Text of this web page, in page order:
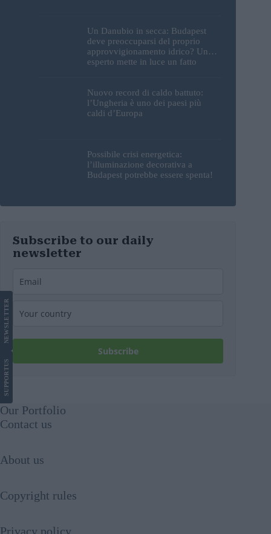
Un Danubio in secca: Budapest
deve preoccuparsi del proprio
approvvigionamento idrico? Un
esperto mette in luce un fatto
Nuovo record di caldo battuto:
l’Ungheria è uno dei paesi più
caldi d’Europa
Possibile crisi energetica:
l’illuminazione decorativa a
Budapest potrebbe essere spenta!
Subscribe to our daily
newsletter
Subscribe
SUPPORT
US
NEWS
LETTER
Our Portfolio
Contact us
About us
Copyright rules
Privacy policy